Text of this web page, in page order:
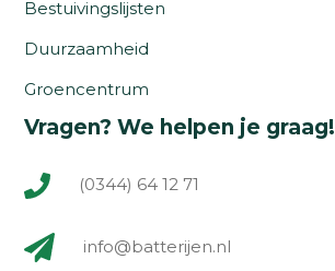
Bestuivingslijsten
Duurzaamheid
Groencentrum
Vragen? We helpen je graag!
(0344) 64 12 71
info@batterijen.nl